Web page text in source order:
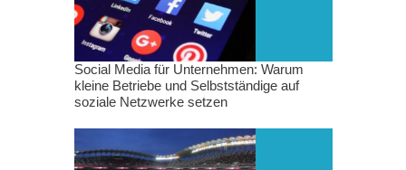
Social Media für Unternehmen: Warum
kleine Betriebe und Selbstständige auf
soziale Netzwerke setzen